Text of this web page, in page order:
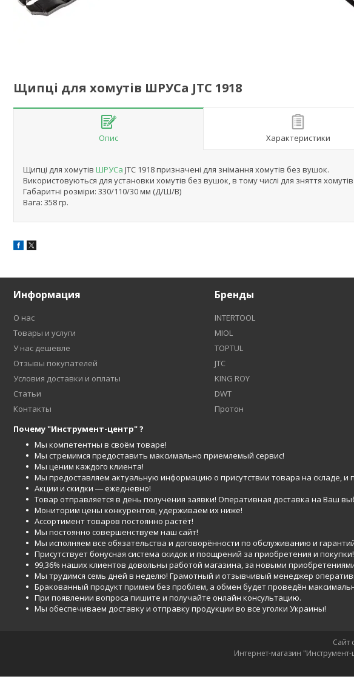
Щипці для хомутів ШРУСа JTC 1918
Опис Характеристики
Щипці для хомутів ШРУСа JTC 1918 призначені для знімання хомутів без вушок.
Використовуються для установки хомутів без вушок, в тому числі для зняття
Габаритні розміри: 330/110/30 мм (Д/Ш/В)
Вага: 358 гр.
Информация
О нас
Товары и услуги
У нас дешевле
Отзывы покупателей
Условия доставки и оплаты
Статьи
Контакты
Бренды
INTERTOOL
MIOL
TOPTUL
JTC
KING ROY
DWT
Протон
Почему "Инструмент-центр" ?
Мы компетентны в своём товаре!
Мы стремимся предоставить максимально приемлемый сервис!
Мы ценим каждого клиента!
Мы предоставляем актуальную информацию о присутствии товара на складе, и
Акции и скидки ― ежедневно!
Товар отправляется в день получения заявки! Оперативная доставка на Ваш
Мониторим цены конкурентов, удерживаем их ниже!
Ассортимент товаров постоянно растёт!
Мы постоянно совершенствуем наш сайт!
Мы исполняем все обязательства и договорённости по обслуживанию и
Присутствует бонусная система скидок и поощрений за приобретения и покупки!
99,36% наших клиентов довольны работой магазина, за новыми
Мы трудимся семь дней в неделю! Грамотный и отзывчивый менеджер
Бракованный продукт примем без проблем, а обмен будет проведён
При появлении вопроса пишите и получайте онлайн консультацию.
Мы обеспечиваем доставку и отправку продукции во все уголки Украины!
Сайт